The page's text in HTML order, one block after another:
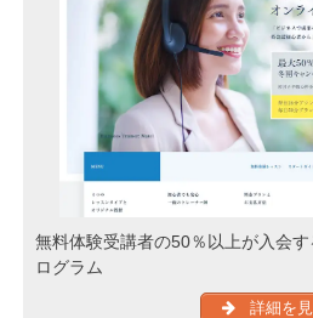
無料体験受講者の50％以上が入会
ログラム
詳細を